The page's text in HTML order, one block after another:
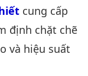
cung cấp
định chặt chẽ
và hiệu suất